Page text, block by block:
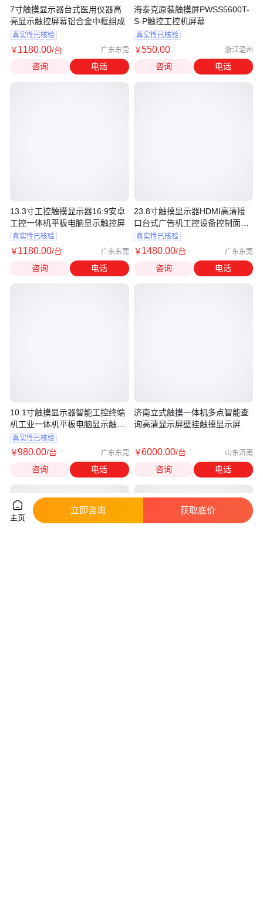
7寸触摸显示器台式医用仪器高
亮显示触控屏幕铝合金中框组成
真实性已核验
￥1180.00/台 广东东莞
咨询 电话
13.3寸工控触摸显示器16:9安卓
工控一体机平板电脑显示触控屏
真实性已核验
￥1180.00/台 广东东莞
咨询 电话
10.1寸触摸显示器智能工控终端
机工业一体机平板电脑显示触控
屏
真实性已核验
￥980.00/台 广东东莞
咨询 电话
海泰克原装触摸屏PWSS5600T-
S-P触控工控机屏幕
真实性已核验
￥550.00 浙江温州
咨询 电话
23.8寸触摸显示器HDMI高清接
口台式广告机工控设备控制面板
触屏
真实性已核验
￥1480.00/台 广东东莞
咨询 电话
济南立式触摸一体机多点智能查
询高清显示屏壁挂触摸显示屏
￥6000.00/台 山东济南
咨询 电话
主页
立即咨询 获取底价